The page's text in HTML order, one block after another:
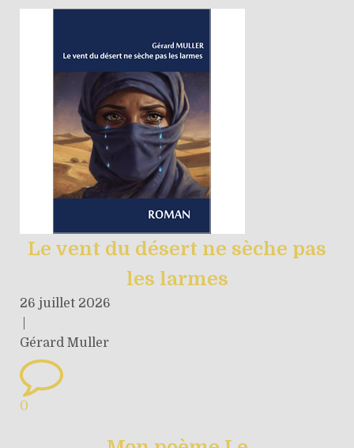
Le vent du désert ne sèche pas
les larmes
26 juillet 2026
Gérard Muller
0